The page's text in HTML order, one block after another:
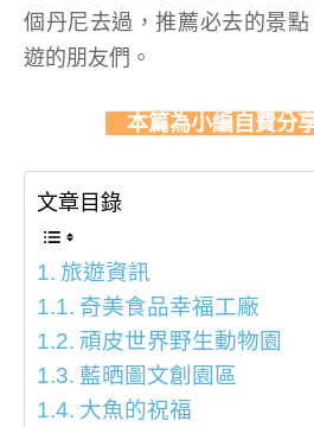
個丹尼去過，推薦必去的景
遊的朋友們。
本篇為小編自費分
文章目錄
旅遊資訊
奇美食品幸福工廠
頑皮世界野生動物園
藍晒圖文創園區
大魚的祝福